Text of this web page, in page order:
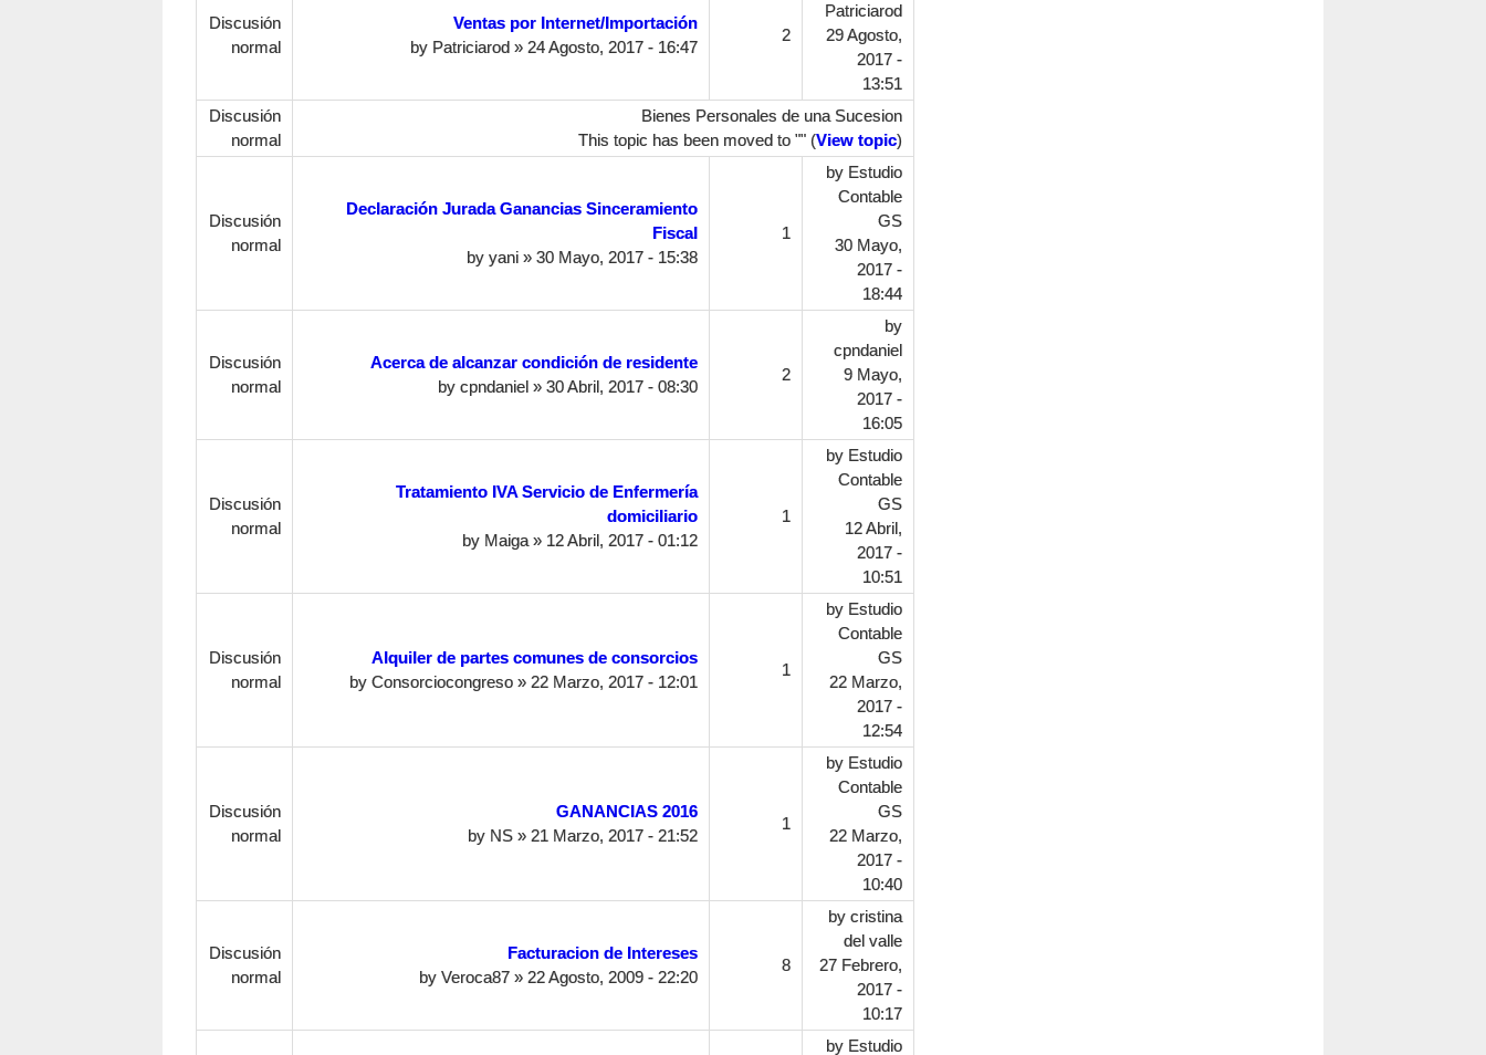
Discusión
normal
Ventas por Internet/Importación
by Patriciarod» 24 Agosto, 2017 - 16:47
2
Patriciarod
29 Agosto,
2017 -
13:51
Discusión
normal
Bienes Personales de una Sucesion
This topic has been moved to "" (View topic)
Discusión
normal
Declaración Jurada Ganancias Sinceramiento
Fiscal
by yani» 30 Mayo, 2017 - 15:38
1
by Estudio
Contable
GS
30 Mayo,
2017 -
18:44
Discusión
normal
Acerca de alcanzar condición de residente
by cpndaniel» 30 Abril, 2017 - 08:30
2
by
cpndaniel
9 Mayo,
2017 -
16:05
Discusión
normal
Tratamiento IVA Servicio de Enfermería
domiciliario
by Maiga» 12 Abril, 2017 - 01:12
1
by Estudio
Contable
GS
12 Abril,
2017 -
10:51
Discusión
normal
Alquiler de partes comunes de consorcios
by Consorciocongreso» 22 Marzo, 2017 - 12:01
1
by Estudio
Contable
GS
22 Marzo,
2017 -
12:54
Discusión
normal
GANANCIAS 2016
by NS» 21 Marzo, 2017 - 21:52
1
by Estudio
Contable
GS
22 Marzo,
2017 -
10:40
Discusión
normal
Facturacion de Intereses
by Veroca87» 22 Agosto, 2009 - 22:20
8
by cristina
del valle
27 Febrero,
2017 -
10:17
by Estudio